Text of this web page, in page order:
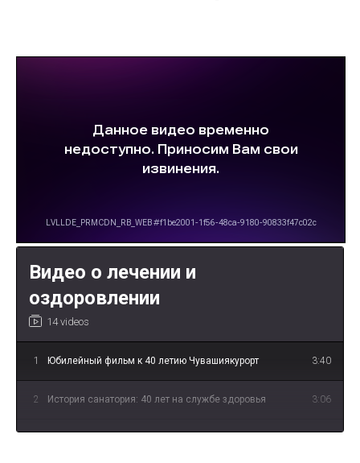
Видео о лечении и
оздоровлении
14 videos
1 Юбилейный фильм к 40 летию Чувашиякурорт 3:40
2 История санатория: 40 лет на службе здоровья 3:06